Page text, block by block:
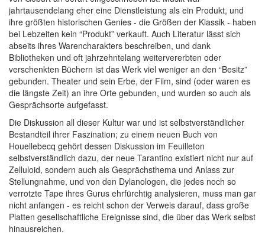
jahrtausendelang eher eine Dienstleistung als ein Produkt, und
ihre größten historischen Genies - die Größen der Klassik - haben
bei Lebzeiten kein “Produkt” verkauft. Auch Literatur lässt sich
abseits ihres Warencharakters beschreiben, und dank
Bibliotheken und oft jahrzehntelang weitervererbten oder
verschenkten Büchern ist das Werk viel weniger an den “Besitz”
gebunden. Theater und sein Erbe, der Film, sind (oder waren es
die längste Zeit) an ihre Orte gebunden, und wurden so auch als
Gesprächsorte aufgefasst.
Die Diskussion all dieser Kultur war und ist selbstverständlicher
Bestandteil ihrer Faszination; zu einem neuen Buch von
Houellebecq gehört dessen Diskussion im Feuilleton
selbstverständlich dazu, der neue Tarantino existiert nicht nur auf
Zelluloid, sondern auch als Gesprächsthema und Anlass zur
Stellungnahme, und von den Dylanologen, die jedes noch so
verrotzte Tape ihres Gurus ehrfürchtig analysieren, muss man gar
nicht anfangen - es reicht schon der Verweis darauf, dass große
Platten gesellschaftliche Ereignisse sind, die über das Werk selbst
hinausreichen.